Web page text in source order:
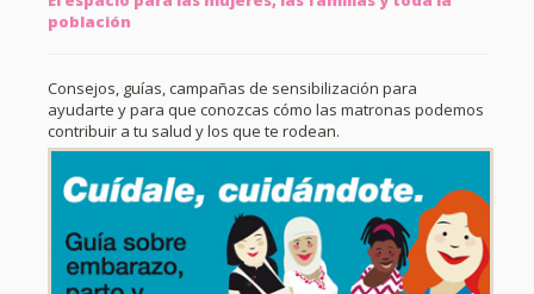
población
Consejos, guías, campañas de sensibilización para
ayudarte y para que conozcas cómo las matronas podemos
contribuir a tu salud y los que te rodean.